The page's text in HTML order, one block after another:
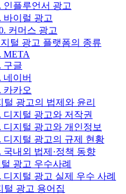
인플루언서 광고
바이럴 광고
커머스 광고
털 광고 플랫폼의 종류
META
구글
네이버
카카오
털 광고의 법제와 윤리
디지털 광고와 저작권
디지털 광고와 개인정보
디지털 광고의 규제 현황
국내외 법제·정책 동향
광고 우수사례
디지털 광고 실제 우수 사례
털 광고 용어집